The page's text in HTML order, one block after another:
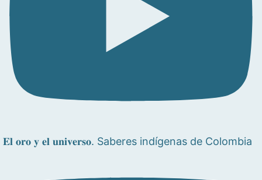
𝐄𝐥 𝐨𝐫𝐨 𝐲 𝐞𝐥 𝐮𝐧𝐢𝐯𝐞𝐫𝐬𝐨. Saberes indígenas de Colombia